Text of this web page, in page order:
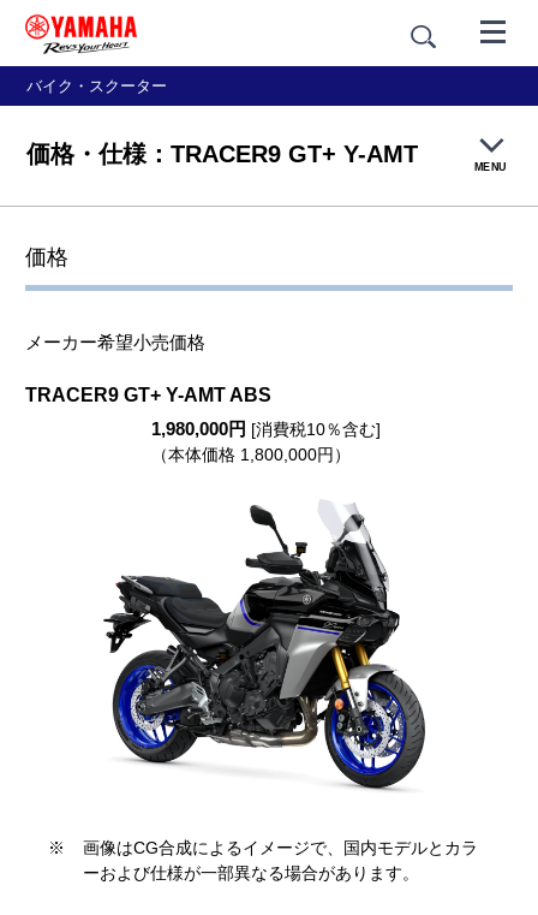
バイク・スクーター
価格・仕様：TRACER9 GT+ Y-AMT MENU
アクセサリーシミュレーター
価格
メーカー希望小売価格
TRACER9 GT+ Y-AMT ABS
1,980,000円 [消費税10％含む]
（本体価格 1,800,000円）
※
画像はCG合成によるイメージで、国内モデルとカラ
ーおよび仕様が一部異なる場合があります。